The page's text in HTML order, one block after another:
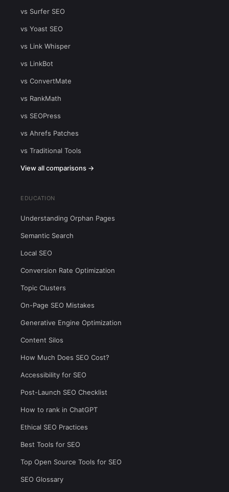
vs Surfer SEO
vs Yoast SEO
vs Link Whisper
vs LinkBot
vs ConvertMate
vs RankMath
vs SEOPress
vs Ahrefs Patches
vs Traditional Tools
View all comparisons →
EDUCATION
Understanding Orphan Pages
Semantic Search
Local SEO
Conversion Rate Optimization
Topic Clusters
On-Page SEO Mistakes
Generative Engine Optimization
Content Silos
How Much Does SEO Cost?
Accessibility for SEO
Post-Launch SEO Checklist
How to rank in ChatGPT
Ethical SEO Practices
Best Tools for SEO
Top Open Source Tools for SEO
SEO Glossary